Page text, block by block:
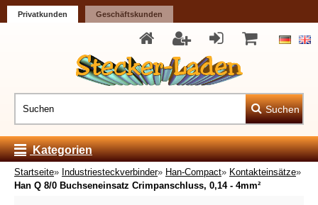
Privatkunden Geschäftskunden
Suchen
Kategorien
Startseite» Industriesteckverbinder» Han-Compact» Kontakteinsätze»
Han Q 8/0 Buchseneinsatz Crimpanschluss, 0,14 - 4mm²